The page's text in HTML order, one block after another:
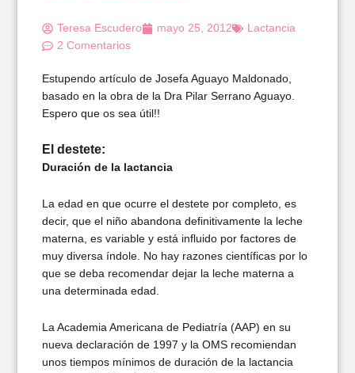
Teresa Escudero mayo 25, 2012
Lactancia
2 Comentarios
Estupendo artículo de Josefa Aguayo Maldonado,
basado en la obra de la Dra Pilar Serrano Aguayo.
Espero que os sea útil!!
El destete:
Duración de la lactancia
La edad en que ocurre el destete por completo, es
decir, que el niño abandona definitivamente la leche
materna, es variable y está influido por factores de
muy diversa índole. No hay razones científicas por lo
que se deba recomendar dejar la leche materna a
una determinada edad.
La Academia Americana de Pediatría (AAP) en su
nueva declaración de 1997 y la OMS recomiendan
unos tiempos mínimos de duración de la lactancia